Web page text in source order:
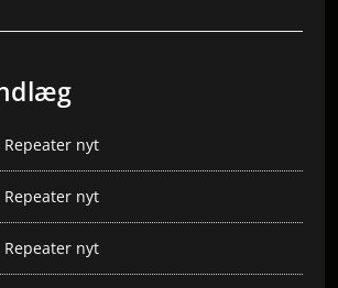
Repeater nyt
Repeater nyt
Repeater nyt